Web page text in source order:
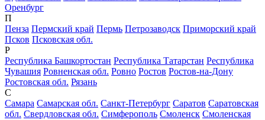
Оренбург
П
Пенза Пермский край Пермь Петрозаводск Приморский край
Псков Псковская обл.
Р
Республика Башкортостан Республика Татарстан Республика
Чувашия Ровненская обл. Ровно Ростов Ростов-на-Дону
Ростовская обл. Рязань
С
Самара Самарская обл. Санкт-Петербург Саратов Саратовская
обл. Свердловская обл. Симферополь Смоленск Смоленская